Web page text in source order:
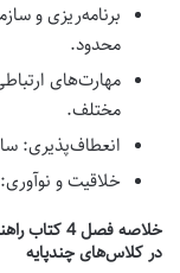
برنامه‌ریزی و
محدود.
مهارت‌های
مختلف.
انعطاف‌پذیری:
خلاقیت و نوآوری:
خلاصه
در کلاس‌های چندپایه